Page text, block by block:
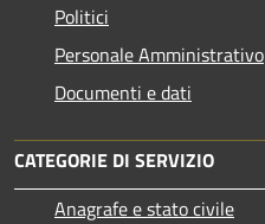
Politici
Personale Amministrativo
Documenti e dati
CATEGORIE DI SERVIZIO
Anagrafe e stato civile